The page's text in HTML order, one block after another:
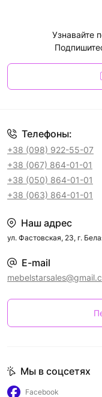
Узнавайте
Телефоны:
+38 (098) 922-55-07
+38 (067) 864-01-01
+38 (050) 864-01-01
+38 (063) 864-01-01
Наш адрес
ул. Фастовская, 23, г.
E-mail
Мы в соцсетях
Facebook